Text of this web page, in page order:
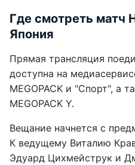
Где смотреть матч
Япония
Прямая трансляция
доступна на
MEGOPACK и "Спорт", а
MEGOPACK Y.
Вещание начнется с
К ведущему Виталию
Эдуард Цихмейструк и